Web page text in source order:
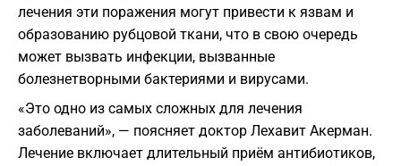
лечения эти поражения могут привести к язвам и
образованию рубцовой ткани, что в свою очередь
может вызвать инфекции, вызванные
болезнетворными бактериями и вирусами.
«Это одно из самых сложных для лечения
заболеваний», — поясняет доктор Лехавит Акерман.
Лечение включает длительный приём антибиотиков,